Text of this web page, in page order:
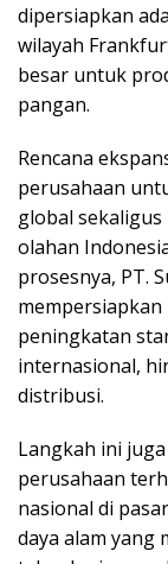
dipersiapkan
wilayah
besar untuk
pangan.
Rencana
perusahaan
global
olahan
prosesnya, PT.
peningkatan
internasional,
distribusi.
Langkah ini
perusahaan
nasional di
daya alam yang